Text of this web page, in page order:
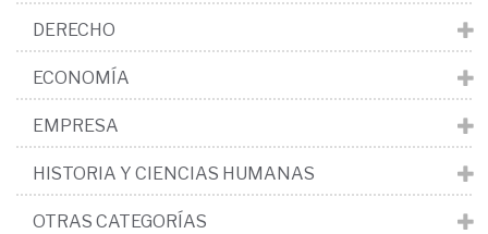
DERECHO
ECONOMÍA
EMPRESA
HISTORIA Y CIENCIAS HUMANAS
OTRAS CATEGORÍAS